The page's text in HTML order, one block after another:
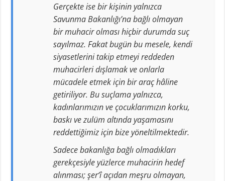
Gerçekte ise bir kişinin yalnızca
Savunma Bakanlığı’na bağlı olmayan
bir muhacir olması hiçbir durumda suç
sayılmaz. Fakat bugün bu mesele, kendi
siyasetlerini takip etmeyi reddeden
muhacirleri dışlamak ve onlarla
mücadele etmek için bir araç hâline
getiriliyor. Bu suçlama yalnızca,
kadınlarımızın ve çocuklarımızın korku,
baskı ve zulüm altında yaşamasını
reddettiğimiz için bize yöneltilmektedir.
Sadece bakanlığa bağlı olmadıkları
gerekçesiyle yüzlerce muhacirin hedef
alınması; şer‘î açıdan meşru olmayan,